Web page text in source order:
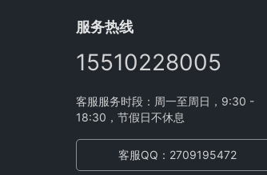
服务热线
15510228005
客服服务时段：周一至周日，9:30 -
18:30，节假日不休息
客服QQ：2709195472